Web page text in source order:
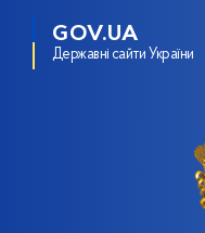
GOV.UA
Державні сайти України